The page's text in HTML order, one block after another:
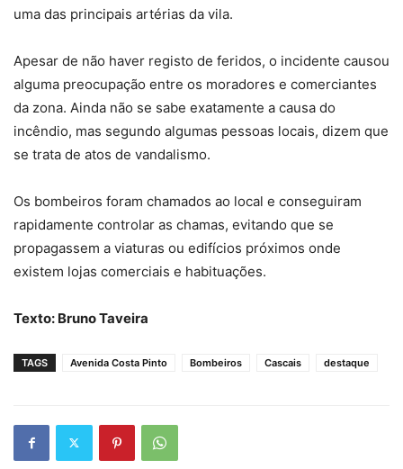
uma das principais artérias da vila.
Apesar de não haver registo de feridos, o incidente causou
alguma preocupação entre os moradores e comerciantes
da zona. Ainda não se sabe exatamente a causa do
incêndio, mas segundo algumas pessoas locais, dizem que
se trata de atos de vandalismo.
Os bombeiros foram chamados ao local e conseguiram
rapidamente controlar as chamas, evitando que se
propagassem a viaturas ou edifícios próximos onde
existem lojas comerciais e habituações.
Texto: Bruno Taveira
TAGS Avenida Costa Pinto Bombeiros Cascais destaque